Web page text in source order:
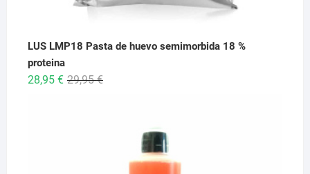
LUS LMP18 Pasta de huevo semimorbida 18 %
proteina
29,95€El
28,95 €
El